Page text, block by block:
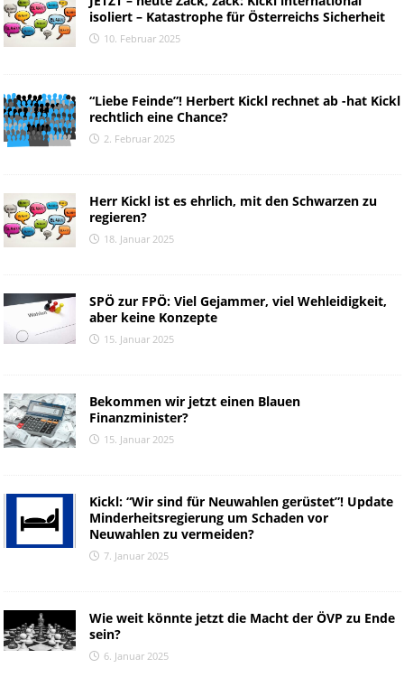
isoliert – Katastrophe für Österreichs Sicherheit
10. Februar 2025
“Liebe Feinde”! Herbert Kickl rechnet ab -hat Kickl
rechtlich eine Chance?
2. Februar 2025
Herr Kickl ist es ehrlich, mit den Schwarzen zu
regieren?
18. Januar 2025
SPÖ zur FPÖ: Viel Gejammer, viel Wehleidigkeit,
aber keine Konzepte
15. Januar 2025
Bekommen wir jetzt einen Blauen
Finanzminister?
15. Januar 2025
Kickl: “Wir sind für Neuwahlen gerüstet”! Update
Minderheitsregierung um Schaden vor
Neuwahlen zu vermeiden?
7. Januar 2025
Wie weit könnte jetzt die Macht der ÖVP zu Ende
sein?
6. Januar 2025